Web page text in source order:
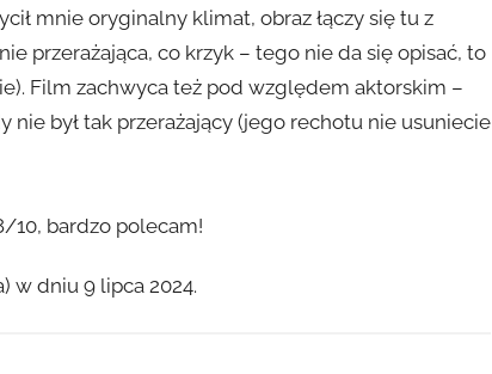
mnie oryginalny klimat, obraz łączy się tu z
przerażająca, co krzyk – tego nie da się opisać, to
Film zachwyca też pod względem aktorskim –
był tak przerażający (jego rechotu nie usuniecie
10, bardzo polecam!
w dniu 9 lipca 2024.